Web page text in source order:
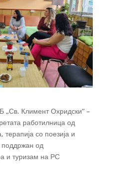
„Св. Климент Охридски“ –
работилница од
терапија со поезија и
од
и туризам на РС